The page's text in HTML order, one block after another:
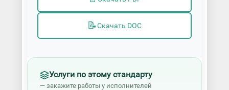
📝Скачать DOC
Услуги по этому стандарту
— закажите работы у исполнителей